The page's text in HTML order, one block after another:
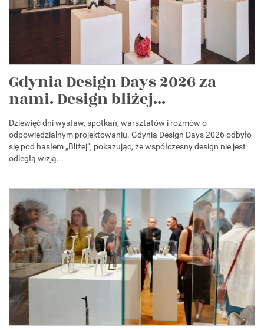
Gdynia Design Days 2026 za
nami. Design bliżej...
Dziewięć dni wystaw, spotkań, warsztatów i rozmów o
odpowiedzialnym projektowaniu. Gdynia Design Days 2026 odbyło
się pod hasłem „Bliżej”, pokazując, że współczesny design nie jest
odległą wizją...